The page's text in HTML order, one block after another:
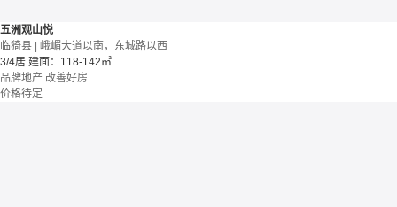
五洲观山悦
临猗县 | 峨嵋大道以南，东城路以西
3/4居 建面：118-142㎡
品牌地产 改善好房
价格待定